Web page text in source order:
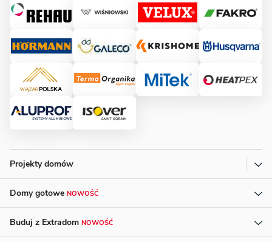
Projekty domów
Domy gotowe NOWOŚĆ
Buduj z Extradom NOWOŚĆ